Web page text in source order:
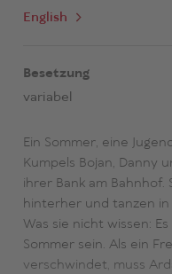
English
Besetzung
variabel
Ein Sommer, eine
Kumpels Bojan, Danny
ihrer Bank am Bahnhof.
hinterher und tanzen in
Was sie nicht wissen:
Sommer sein. Als ein
verschwindet, muss